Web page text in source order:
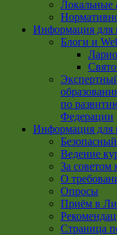
Локальные
Информация для
Блоги и
по
Федерации
Информация для
Ведение
За советом
О
Опросы
Приём в
Страница